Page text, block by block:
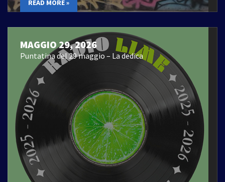
READ MORE »
MAGGIO 29, 2026
Puntatina del 29 maggio – La dedica